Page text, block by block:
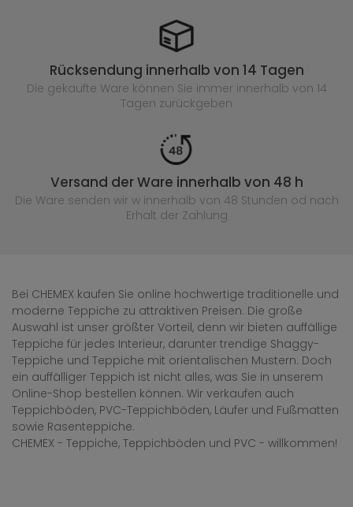
Rücksendung innerhalb von 14 Tagen
Die gekaufte Ware können Sie immer innerhalb von 14
Tagen zurückgeben
Versand der Ware innerhalb von 48 h
Die Ware senden wir w innerhalb von 48 Stunden od nach
Erhalt der Zahlung
Bei CHEMEX kaufen Sie online hochwertige traditionelle und
moderne Teppiche zu attraktiven Preisen. Die große
Auswahl ist unser größter Vorteil, denn wir bieten auffällige
Teppiche für jedes Interieur, darunter trendige Shaggy-
Teppiche und Teppiche mit orientalischen Mustern. Doch
ein auffälliger Teppich ist nicht alles, was Sie in unserem
Online-Shop bestellen können. Wir verkaufen auch
Teppichböden, PVC-Teppichböden, Läufer und Fußmatten
sowie Rasenteppiche.
CHEMEX - Teppiche, Teppichböden und PVC - willkommen!